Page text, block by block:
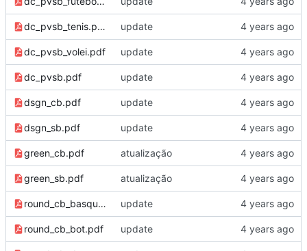
dc_pvsb_tenis.pdf update
dc_pvsb_volei.pdf update
dc_pvsb.pdf update
dsgn_cb.pdf update
dsgn_sb.pdf update
green_cb.pdf atualização
green_sb.pdf atualização
round_cb_basquete.pdf update
round_cb_bot.pdf update